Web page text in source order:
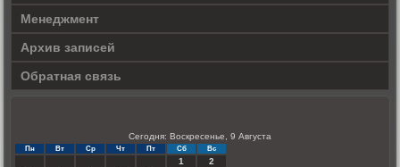
Менеджмент
Архив записей
Обратная связь
Сегодня: Воскресенье, 9 Августа
Пн Вт Ср Чт Пт Сб Вс
1
2